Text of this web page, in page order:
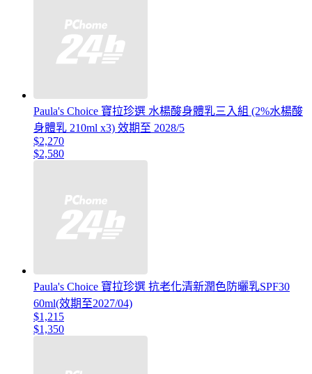
Paula's Choice 寶拉珍選 水楊酸身體乳三入組 (2%水楊酸
身體乳 210ml x3) 效期至 2028/5
$2,270
$2,580
Paula's Choice 寶拉珍選 抗老化清新潤色防曬乳SPF30
60ml(效期至2027/04)
$1,215
$1,350